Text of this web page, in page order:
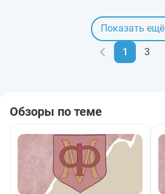
Показать ещё
1 3
Обзоры по теме